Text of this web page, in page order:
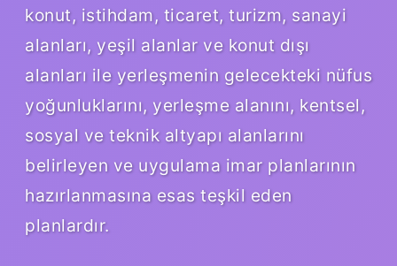
konut, istihdam, ticaret, turizm, sanayi
alanları, yeşil alanlar ve konut dışı
alanları ile yerleşmenin gelecekteki nüfus
yoğunluklarını, yerleşme alanını, kentsel,
sosyal ve teknik altyapı alanlarını
belirleyen ve uygulama imar planlarının
hazırlanmasına esas teşkil eden
planlardır.